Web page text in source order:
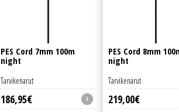
PES Cord 7mm 100m
night
186,95€
Tarvikenarut
PES Cord 8mm
night
219,00€
Tarvikenarut